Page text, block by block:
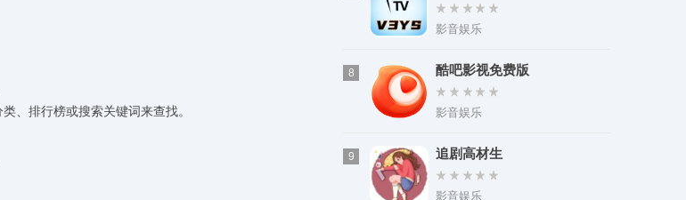
、排行榜或搜索关键词来查找。
影音娱乐
8 酷吧影视免费版
影音娱乐
9 追剧高材生
影音娱乐